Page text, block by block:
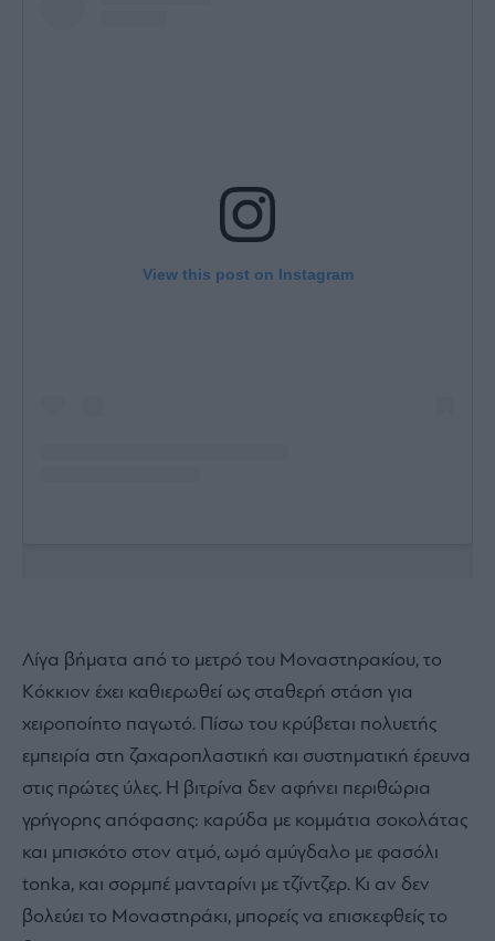
View this post on Instagram
Λίγα βήματα από το μετρό του Μοναστηρακίου, το
Κόκκιον έχει καθιερωθεί ως σταθερή στάση για
χειροποίητο παγωτό. Πίσω του κρύβεται πολυετής
εμπειρία στη ζαχαροπλαστική και συστηματική έρευνα
στις πρώτες ύλες. Η βιτρίνα δεν αφήνει περιθώρια
γρήγορης απόφασης: καρύδα με κομμάτια σοκολάτας
και μπισκότο στον ατμό, ωμό αμύγδαλο με φασόλι
tonka, και σορμπέ μανταρίνι με τζίντζερ. Κι αν δεν
βολεύει το Μοναστηράκι, μπορείς να επισκεφθείς το